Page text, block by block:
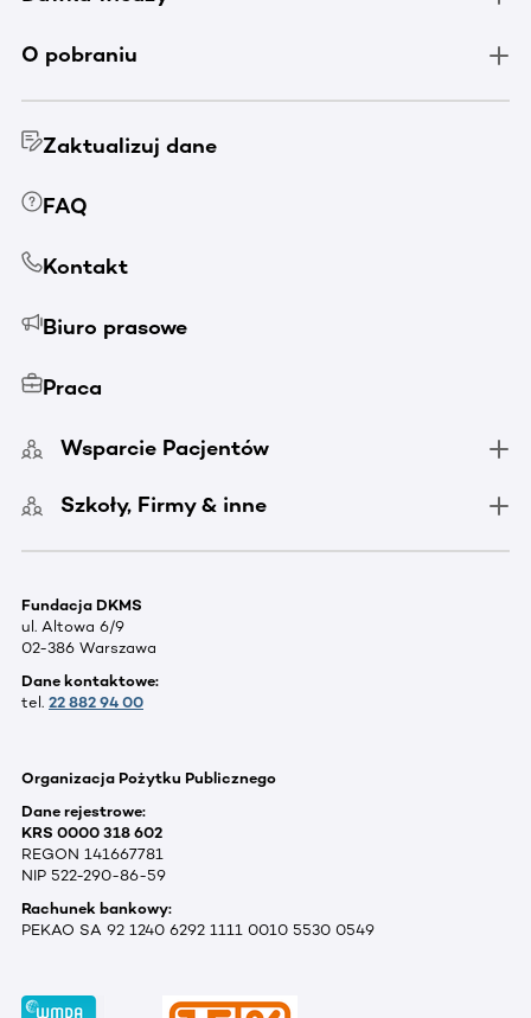
O pobraniu
Zaktualizuj dane
FAQ
Kontakt
Biuro prasowe
Praca
Wsparcie Pacjentów
Szkoły, Firmy & inne
Fundacja DKMS
ul. Altowa 6/9
02-386 Warszawa
Dane kontaktowe:
tel. 22 882 94 00
Organizacja Pożytku Publicznego
Dane rejestrowe:
KRS 0000 318 602
REGON 141667781
NIP 522-290-86-59
Rachunek bankowy:
PEKAO SA 92 1240 6292 1111 0010 5530 0549